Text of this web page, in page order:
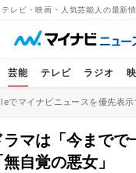
テレビ・映画・人気芸能人の最新
芸能 テレビ ラジオ
でマイナビニュースを優先表示
マは「今までで
自覚の悪女」